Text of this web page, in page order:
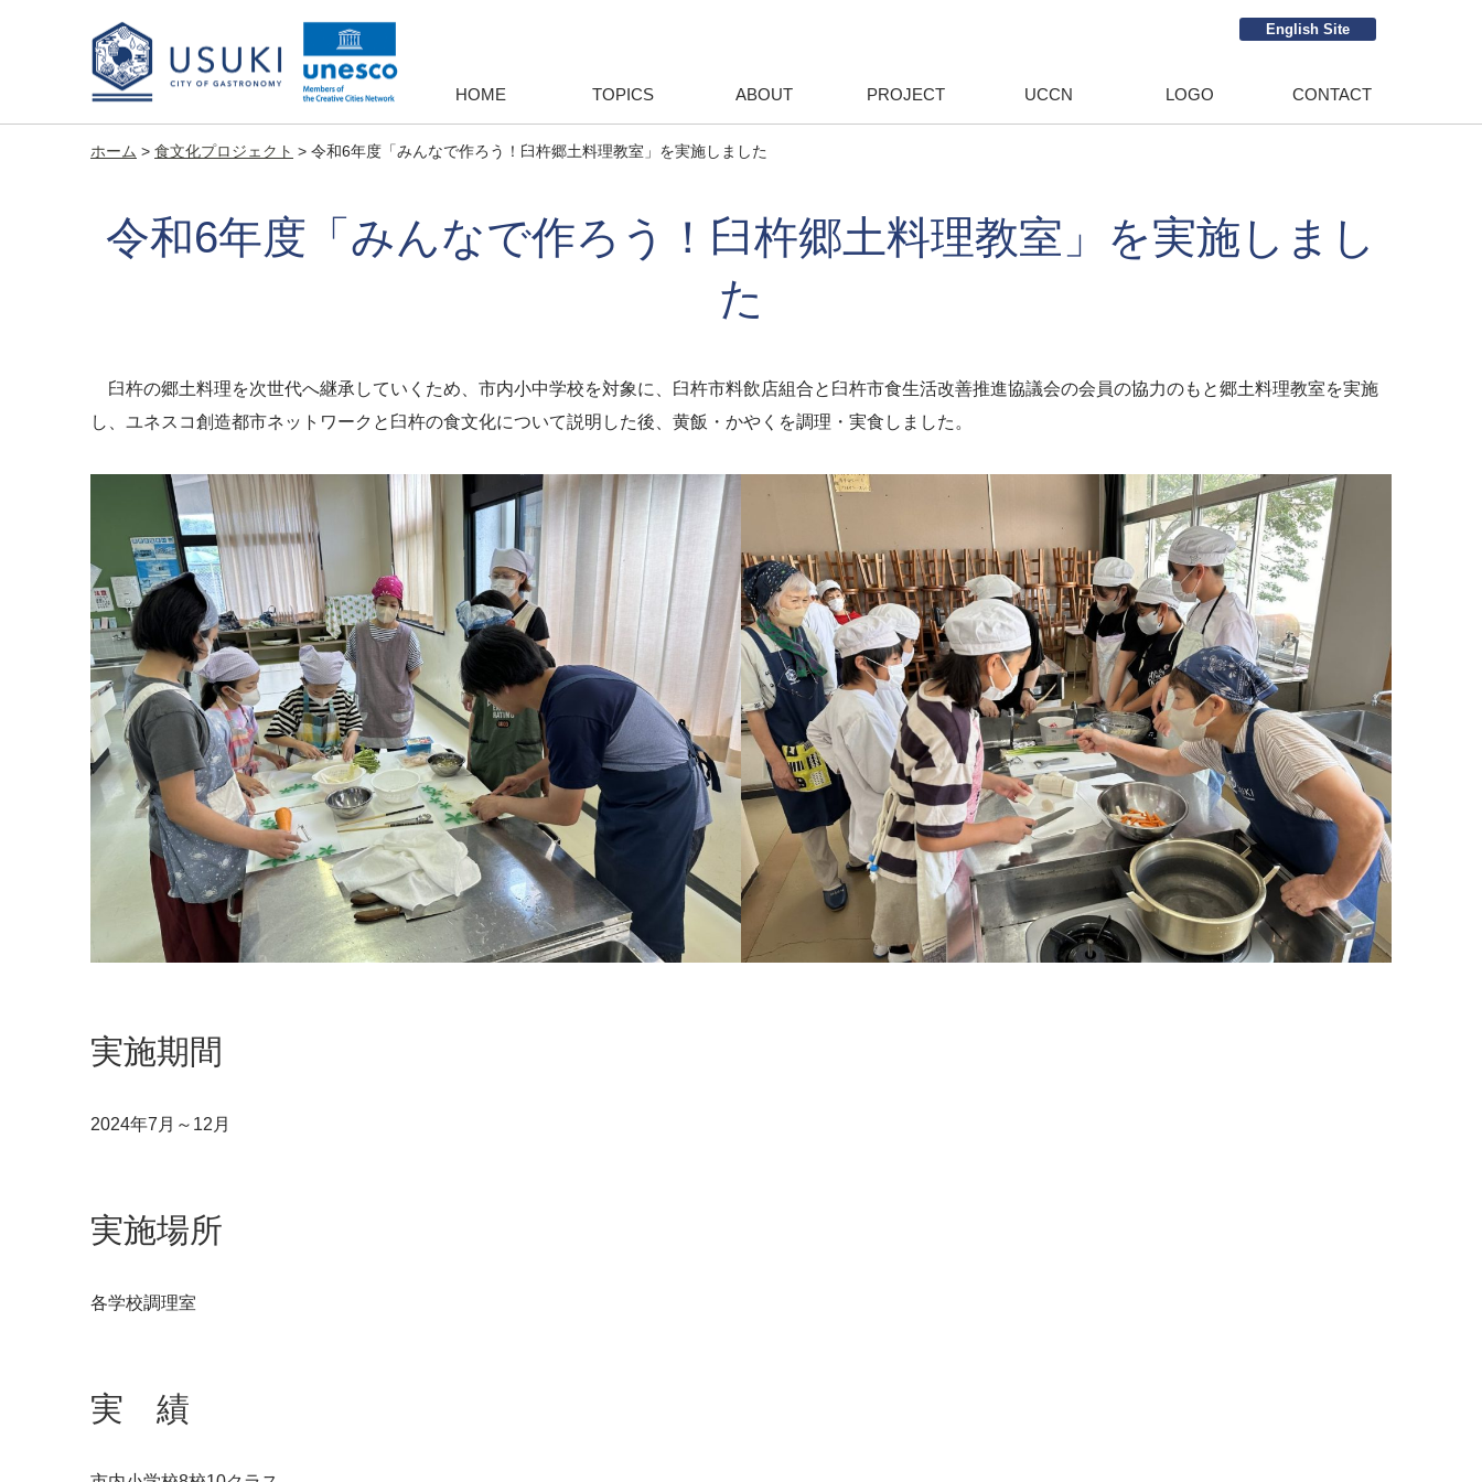
English Site
HOME TOPICS ABOUT PROJECT UCCN LOGO CONTACT
ホーム > 食文化プロジェクト > 令和6年度「みんなで作ろう！臼杵郷土料理教室」を実施しました
令和6年度「みんなで作ろう！臼杵郷土料理教室」を実施しまし
た
臼杵の郷土料理を次世代へ継承していくため、市内小中学校を対象に、臼杵市料飲店組合と臼杵市食生活改善推進協議会の会員の協力のもと郷土料理教室を実施
し、ユネスコ創造都市ネットワークと臼杵の食文化について説明した後、黄飯・かやくを調理・実食しました。
実施期間
2024年7月～12月
実施場所
各学校調理室
実 績